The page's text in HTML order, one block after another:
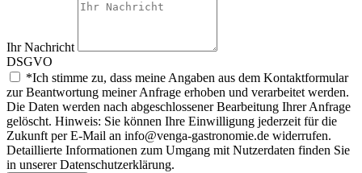
Ihr Nachricht
DSGVO
*Ich stimme zu, dass meine Angaben aus dem Kontaktformular
zur Beantwortung meiner Anfrage erhoben und verarbeitet werden.
Die Daten werden nach abgeschlossener Bearbeitung Ihrer Anfrage
gelöscht. Hinweis: Sie können Ihre Einwilligung jederzeit für die
Zukunft per E-Mail an info@venga-gastronomie.de widerrufen.
Detaillierte Informationen zum Umgang mit Nutzerdaten finden Sie
in unserer Datenschutzerklärung.